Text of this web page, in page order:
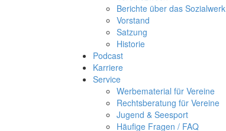
Berichte über das Sozialwerk
Vorstand
Satzung
Historie
Podcast
Karriere
Service
Werbematerial für Vereine
Rechtsberatung für Vereine
Jugend & Seesport
Häufige Fragen / FAQ